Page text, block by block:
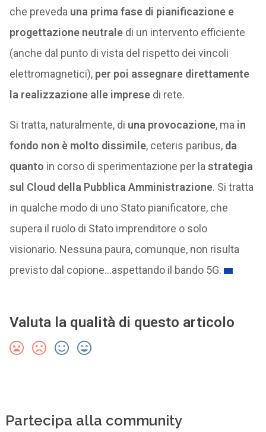
che preveda una prima fase di pianificazione e
progettazione neutraledi un intervento efficiente
(anche dal punto di vista del rispetto dei vincoli
elettromagnetici), per poi assegnare direttamente
la realizzazione alle impresedi rete.
Si tratta, naturalmente, di una provocazione, ma in
fondo non è molto dissimile, ceteris paribus, da
quanto in corso di sperimentazione per lastrategia
sul Cloud della Pubblica Amministrazione. Si tratta
in qualche modo di uno Stato pianificatore, che
supera il ruolo di Stato imprenditore o solo
visionario. Nessuna paura, comunque, non risulta
previsto dal copione…aspettando il bando 5G.
Valuta la qualità di questo articolo
Partecipa alla community